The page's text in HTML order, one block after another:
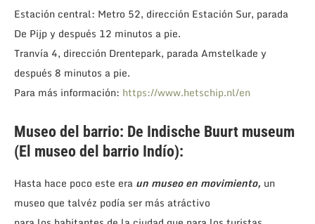
Estación central: Metro 52, dirección Estación Sur, parada
De Pijp y después 12 minutos a pie.
Tranvía 4, dirección Drentepark, parada Amstelkade y
después 8 minutos a pie.
Para más información: https://www.hetschip.nl/en
Museo del barrio: De Indische Buurt museum
(El museo del barrio Indío):
Hasta hace poco este era un museo en movimiento, un
museo que talvéz podía ser más atráctivo